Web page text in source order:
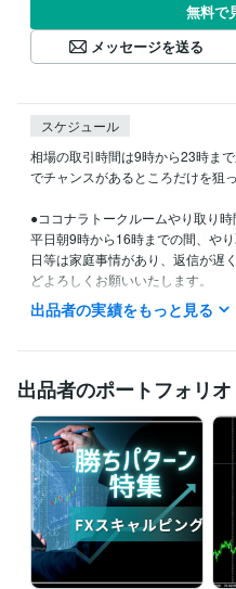
無料で
メッセージを送る
スケジュール
相場の取引時間は9時から23時ま
でチャンスがあるところだけを狙
●ココナラトークルームやり取り時
平日朝9時から16時までの間、や
日等は家庭事情があり、返信が遅
どよろしくお願いいたします。
2026年５月現在、マンツーマン指
向にありますが、今後枠を縮小し
経営・マネジメント / 経営企画・
経営・マネジメント / 事業企画・
管理 / 経理 経験年数 : 3年
管理 / 管理会計 経験年数 : 3年
受賞歴
地元の金融リテラシー講座開講
シー講座
ビジネス・クリエイティブツー
出品者の実績をもっと見る
出品者のポートフォリオ